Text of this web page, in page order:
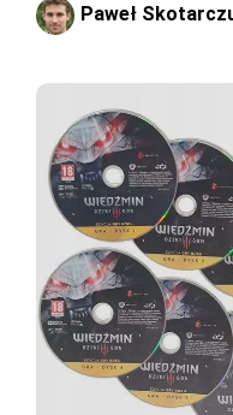
Paweł